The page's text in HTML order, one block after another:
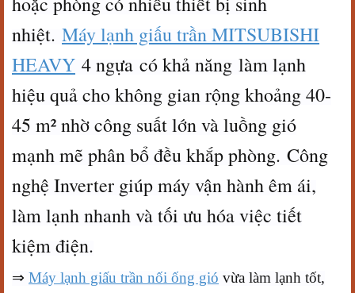
nhiệt. Máy lạnh giấu trần MITSUBISHI
HEAVY 4 ngựa có khả năng làm lạnh
hiệu quả cho không gian rộng khoảng 40-
45 m² nhờ công suất lớn và luồng gió
mạnh mẽ phân bổ đều khắp phòng. Công
nghệ Inverter giúp máy vận hành êm ái,
làm lạnh nhanh và tối ưu hóa việc tiết
kiệm điện.
⇒ Máy lạnh giấu trần nối ống gió vừa làm lạnh tốt,